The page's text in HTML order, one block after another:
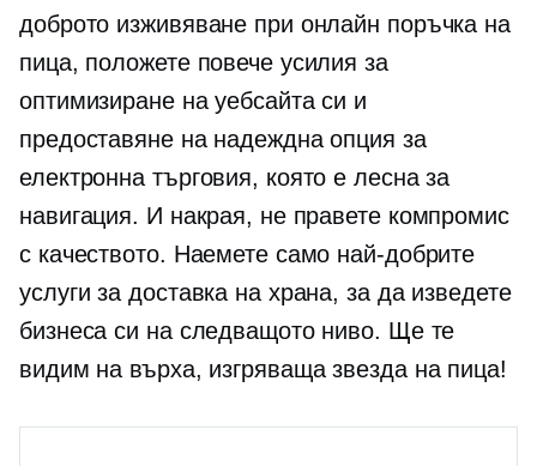
доброто изживяване при онлайн поръчка на
пица, положете повече усилия за
оптимизиране на уебсайта си и
предоставяне на надеждна опция за
електронна търговия, която е лесна за
навигация. И накрая, не правете компромис
с качеството. Наемете само най-добрите
услуги за доставка на храна, за да изведете
бизнеса си на следващото ниво. Ще те
видим на върха, изгряваща звезда на пица!